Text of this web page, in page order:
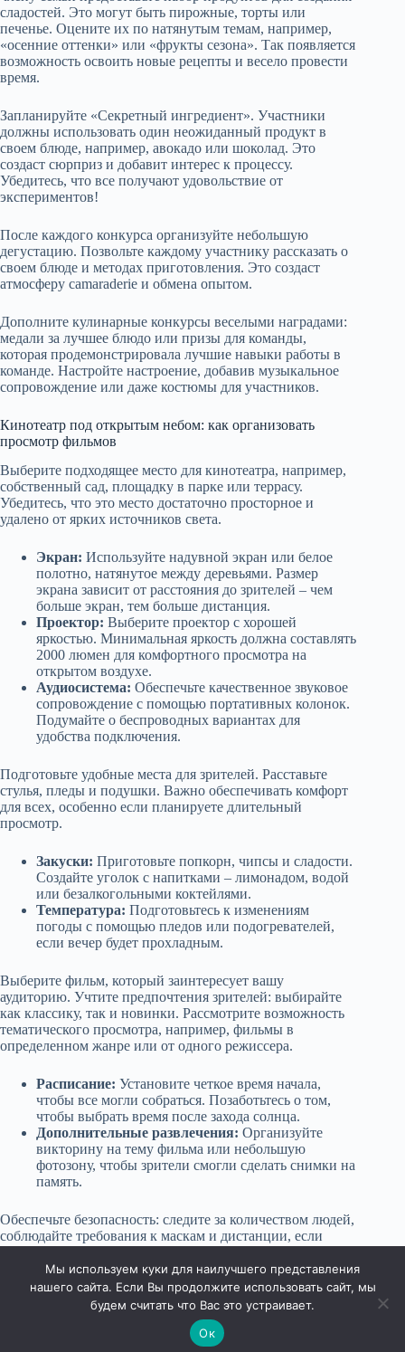
сладостей. Это могут быть пирожные, торты или
печенье. Оцените их по натянутым темам, например,
«осенние оттенки» или «фрукты сезона». Так появляется
возможность освоить новые рецепты и весело провести
время.
Запланируйте «Секретный ингредиент». Участники
должны использовать один неожиданный продукт в
своем блюде, например, авокадо или шоколад. Это
создаст сюрприз и добавит интерес к процессу.
Убедитесь, что все получают удовольствие от
экспериментов!
После каждого конкурса организуйте небольшую
дегустацию. Позвольте каждому участнику рассказать о
своем блюде и методах приготовления. Это создаст
атмосферу camaraderie и обмена опытом.
Дополните кулинарные конкурсы веселыми наградами:
медали за лучшее блюдо или призы для команды,
которая продемонстрировала лучшие навыки работы в
команде. Настройте настроение, добавив музыкальное
сопровождение или даже костюмы для участников.
Кинотеатр под открытым небом: как организовать
просмотр фильмов
Выберите подходящее место для кинотеатра, например,
собственный сад, площадку в парке или террасу.
Убедитесь, что это место достаточно просторное и
удалено от ярких источников света.
Экран: Используйте надувной экран или белое
полотно, натянутое между деревьями. Размер
экрана зависит от расстояния до зрителей – чем
больше экран, тем больше дистанция.
Проектор: Выберите проектор с хорошей
яркостью. Минимальная яркость должна составлять
2000 люмен для комфортного просмотра на
открытом воздухе.
Аудиосистема: Обеспечьте качественное звуковое
сопровождение с помощью портативных колонок.
Подумайте о беспроводных вариантах для
удобства подключения.
Подготовьте удобные места для зрителей. Расставьте
стулья, пледы и подушки. Важно обеспечивать комфорт
для всех, особенно если планируете длительный
просмотр.
Закуски: Приготовьте попкорн, чипсы и сладости.
Создайте уголок с напитками – лимонадом, водой
или безалкогольными коктейлями.
Температура: Подготовьтесь к изменениям
погоды с помощью пледов или подогревателей,
если вечер будет прохладным.
Выберите фильм, который заинтересует вашу
аудиторию. Учтите предпочтения зрителей: выбирайте
как классику, так и новинки. Рассмотрите возможность
тематического просмотра, например, фильмы в
определенном жанре или от одного режиссера.
Расписание: Установите четкое время начала,
чтобы все могли собраться. Позаботьтесь о том,
чтобы выбрать время после захода солнца.
Дополнительные развлечения: Организуйте
викторину на тему фильма или небольшую
фотозону, чтобы зрители смогли сделать снимки на
память.
Обеспечьте безопасность: следите за количеством людей,
соблюдайте требования к маскам и дистанции, если
негатива, все должно приносить радость.
Мы используем куки для наилучшего представления
нашего сайта. Если Вы продолжите использовать сайт, мы
будем считать что Вас это устраивает.
Ок